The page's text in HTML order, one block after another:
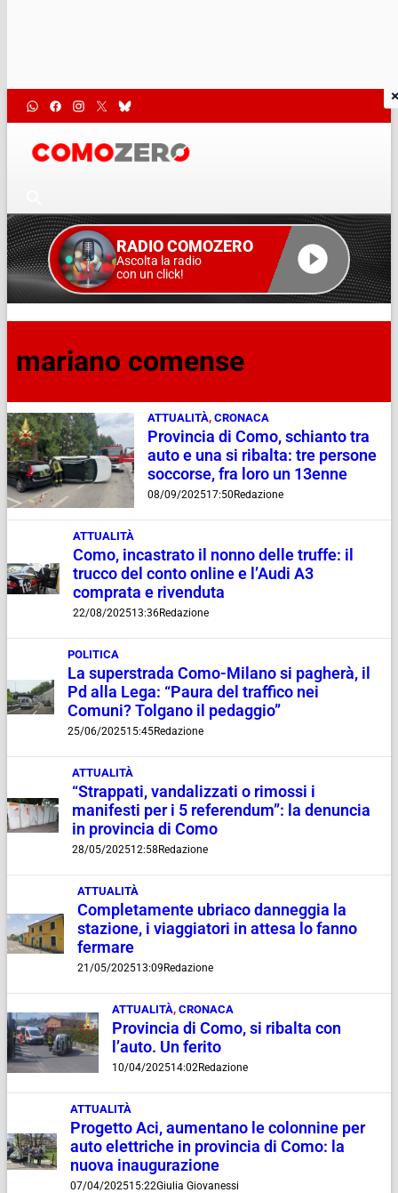
RADIO COMOZERO
Ascolta la radio
con un click!
mariano comense
ATTUALITÀ, CRONACA
Provincia di Como, schianto tra
auto e una si ribalta: tre persone
soccorse, fra loro un 13enne
08/09/202517:50Redazione
ATTUALITÀ
Como, incastrato il nonno delle truffe: il
trucco del conto online e l’Audi A3
comprata e rivenduta
22/08/202513:36Redazione
POLITICA
La superstrada Como-Milano si pagherà, il
Pd alla Lega: “Paura del traffico nei
Comuni? Tolgano il pedaggio”
25/06/202515:45Redazione
ATTUALITÀ
“Strappati, vandalizzati o rimossi i
manifesti per i 5 referendum”: la denuncia
in provincia di Como
28/05/202512:58Redazione
ATTUALITÀ
Completamente ubriaco danneggia la
stazione, i viaggiatori in attesa lo fanno
fermare
21/05/202513:09Redazione
ATTUALITÀ, CRONACA
Provincia di Como, si ribalta con
l’auto. Un ferito
10/04/202514:02Redazione
ATTUALITÀ
Progetto Aci, aumentano le colonnine per
auto elettriche in provincia di Como: la
nuova inaugurazione
07/04/202515:22Giulia Giovanessi